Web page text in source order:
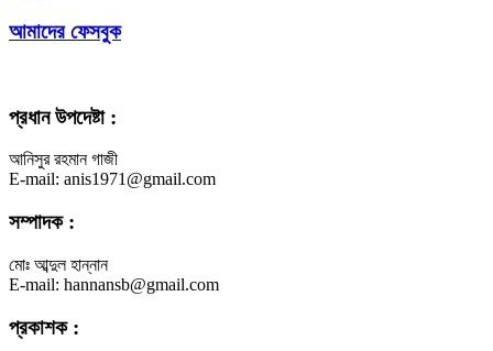
আমাদের ফেসবুক
প্রধান উপদেষ্টা :
আনিসুর রহমান গাজী
E-mail: anis1971@gmail.com
সম্পাদক :
মোঃ আব্দুল হান্নান
E-mail: hannansb@gmail.com
প্রকাশক :